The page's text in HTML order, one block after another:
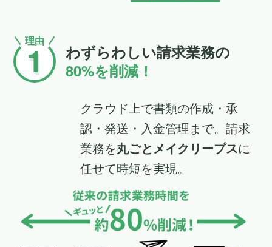
理由
1
わずらわしい請求業務の
80%を削減！
クラウド上で書類の作成・承
認・発送・入金管理まで。請求
業務を丸ごとメイクリープスに
任せて時短を実現。